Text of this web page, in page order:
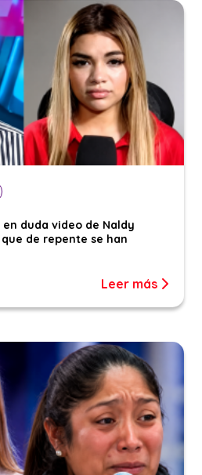
duda video de Naldy
de repente se han
Leer más